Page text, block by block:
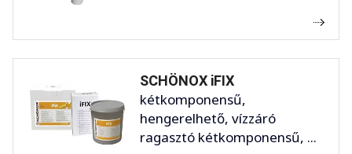
SCHÖNOX iFIX
kétkomponensű,
hengerelhető, vízzáró
ragasztó kétkomponensű, ...